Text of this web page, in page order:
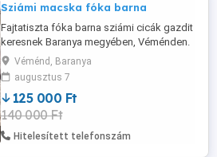
Sziámi macska fóka barna
Fajtatiszta fóka barna sziámi cicák gazdit
keresnek Baranya megyében, Véménden.
2 fiú és egy kis.
Véménd, Baranya
augusztus 7
125 000 Ft
140 000 Ft
Hitelesített telefonszám